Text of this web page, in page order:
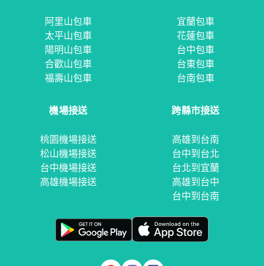
阿里山包車
太平山包車
陽明山包車
合歡山包車
福壽山包車
宜蘭包車
花蓮包車
台中包車
台東包車
台南包車
機場接送
桃園機場接送
松山機場接送
台中機場接送
高雄機場接送
跨縣市接送
高雄到台南
台中到台北
台北到宜蘭
高雄到台中
台中到台南